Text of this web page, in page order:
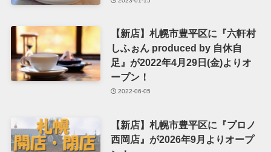
【新店】札幌市豊平区に『六軒村
しふぉん produced by 自休自
足』が2022年4月29日(金)よりオ
ープン！
2022-06-05
【新店】札幌市豊平区に『プロノ
西岡店』が2026年9月よりオープ